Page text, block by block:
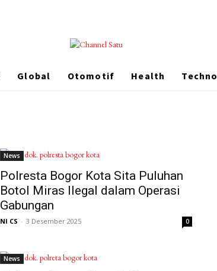
Global Otomotif Health Techno
News
Polresta Bogor Kota Sita Puluhan
Botol Miras Ilegal dalam Operasi
Gabungan
NI CS - 3 Desember 2025 0
News